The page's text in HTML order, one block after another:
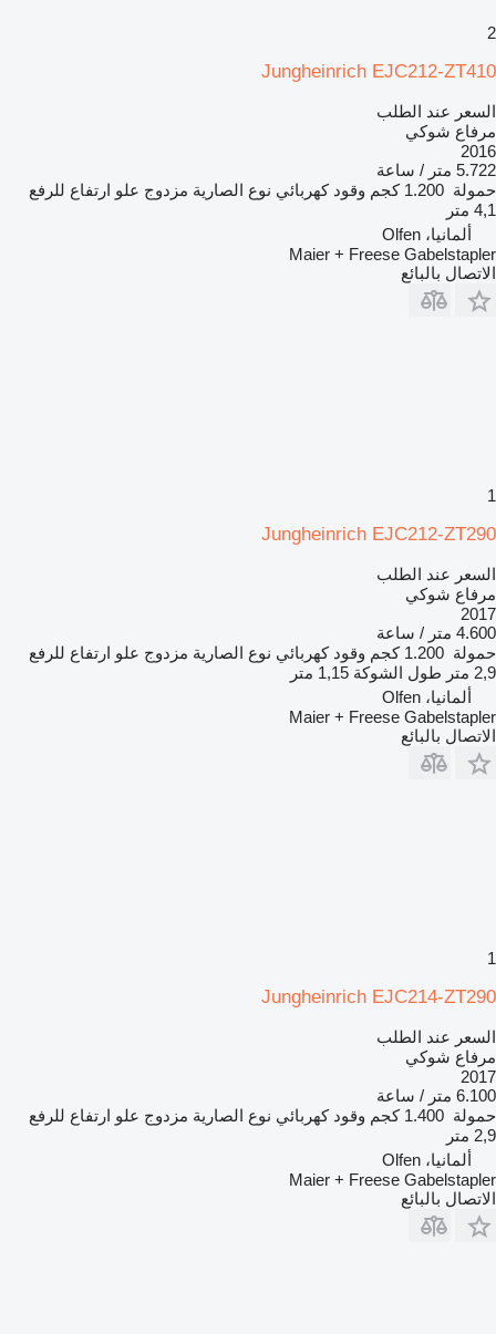
2
Jungheinrich EJC212-ZT410
السعر عند الطلب
مرفاع شوكي
2016
5.722 متر / ساعة
حمولة 1.200 كجم وقود كهربائي نوع الصارية مزدوج علو ارتفاع للرفع
4,1 متر
ألمانيا، Olfen
Maier + Freese Gabelstapler
الاتصال بالبائع
1
Jungheinrich EJC212-ZT290
السعر عند الطلب
مرفاع شوكي
2017
4.600 متر / ساعة
حمولة 1.200 كجم وقود كهربائي نوع الصارية مزدوج علو ارتفاع للرفع
2,9 متر
طول الشوكة 1,15 متر
ألمانيا، Olfen
Maier + Freese Gabelstapler
الاتصال بالبائع
1
Jungheinrich EJC214-ZT290
السعر عند الطلب
مرفاع شوكي
2017
6.100 متر / ساعة
حمولة 1.400 كجم وقود كهربائي نوع الصارية مزدوج علو ارتفاع للرفع
2,9 متر
ألمانيا، Olfen
Maier + Freese Gabelstapler
الاتصال بالبائع